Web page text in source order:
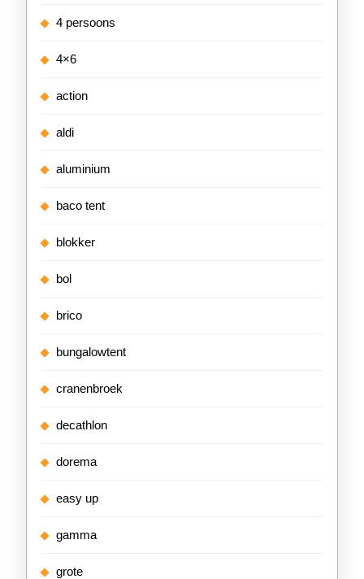
4 persoons
4×6
action
aldi
aluminium
baco tent
blokker
bol
brico
bungalowtent
cranenbroek
decathlon
dorema
easy up
gamma
grote